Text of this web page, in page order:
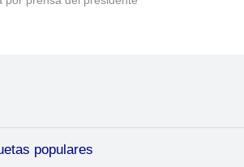
populares